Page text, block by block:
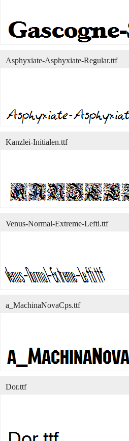
Asphyxiate-Asphyxiate-Regular.ttf
Kanzlei-Initialen.ttf
Venus-Normal-Extreme-Lefti.ttf
a_MachinaNovaCps.ttf
Dor.ttf